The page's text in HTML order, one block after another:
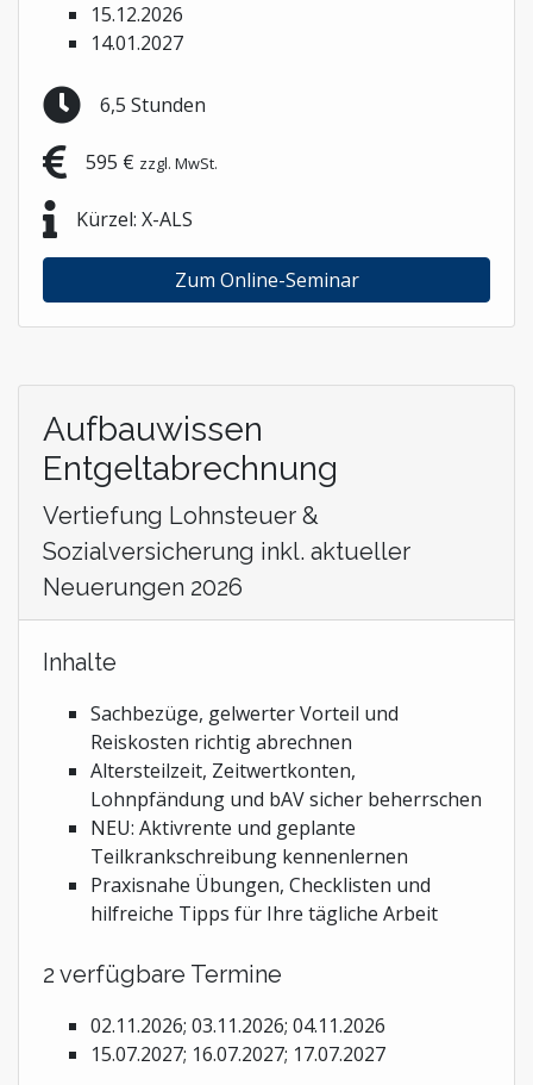
15.12.2026
14.01.2027
6,5 Stunden
595 € zzgl. MwSt.
Kürzel: X-ALS
Zum Online-Seminar
Aufbauwissen
Entgeltabrechnung
Vertiefung Lohnsteuer &
Sozialversicherung inkl. aktueller
Neuerungen 2026
Inhalte
Sachbezüge, gelwerter Vorteil und
Reiskosten richtig abrechnen
Altersteilzeit, Zeitwertkonten,
Lohnpfändung und bAV sicher beherrschen
NEU: Aktivrente und geplante
Teilkrankschreibung kennenlernen
Praxisnahe Übungen, Checklisten und
hilfreiche Tipps für Ihre tägliche Arbeit
2 verfügbare Termine
02.11.2026; 03.11.2026; 04.11.2026
15.07.2027; 16.07.2027; 17.07.2027